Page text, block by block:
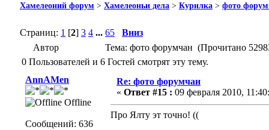
Хамелеоний форум > Хамелеоньи дела > Курилка > фото
Страниц: 1 [2] 3 4 ... 65
Вниз
Автор
Тема: фото форумчан (Прочитано
0 Пользователей и 6 Гостей смотрят эту тему.
AnnAMen
Offline
Сообщений: 636
Re: фото форумчан
« Ответ #15 : 09 февраля 2010,
Про Ялту эт точно! ((